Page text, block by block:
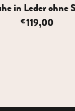
in Leder ohne
€119,00